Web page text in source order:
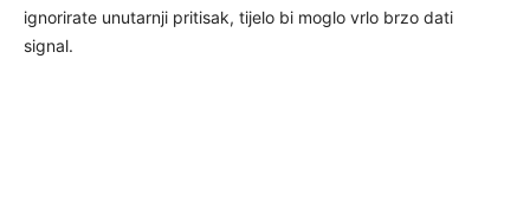
ignorirate unutarnji pritisak, tijelo bi moglo vrlo brzo dati
signal.